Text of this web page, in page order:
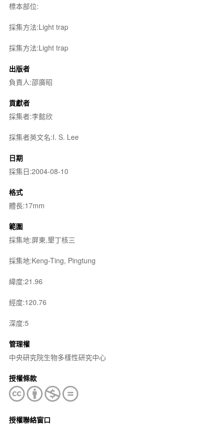
標本部位:
採集方法:Light trap
採集方法:Light trap
出版者
負責人:邵廣昭
貢獻者
採集者:李懿欣
採集者英文名:I. S. Lee
日期
採集日:2004-08-10
格式
體長:17mm
範圍
採集地:屏東,墾丁核三
採集地:Keng-Ting, Pingtung
緯度:21.96
經度:120.76
深度:5
管理權
中央研究院生物多樣性研究中心
授權條款
授權聯絡窗口